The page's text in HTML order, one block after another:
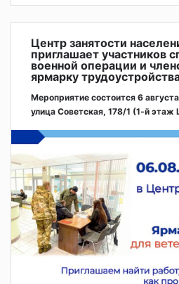
Центр занятости
приглашает участников
военной операции и
ярмарку
Мероприятие состоится 6
улица Советская, 178/1 (1‑й